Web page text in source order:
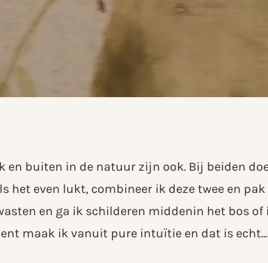
en buiten in de natuur zijn ook. Bij beiden
het even lukt, combineer ik deze twee en
en ga ik schilderen middenin het bos of
maak ik vanuit pure intuïtie en dat is